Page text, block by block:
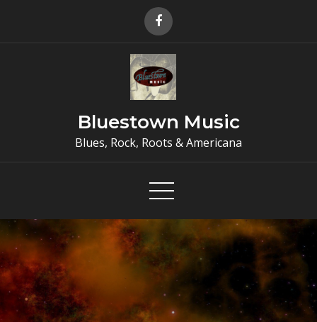
Bluestown Music
Blues, Rock, Roots & Americana